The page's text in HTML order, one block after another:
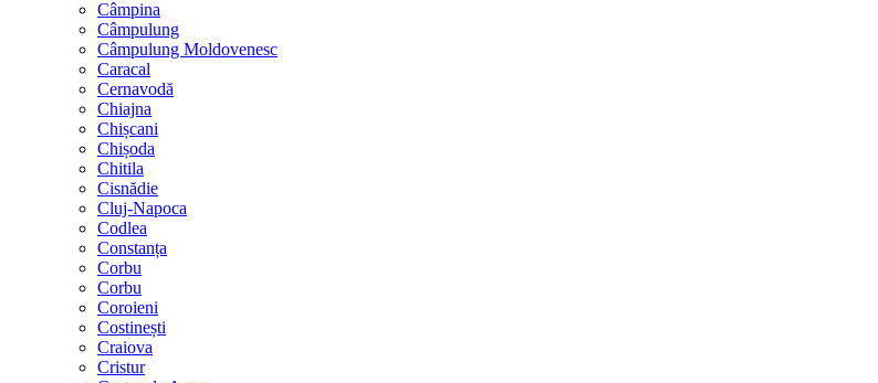
Câmpina
Câmpulung
Câmpulung Moldovenesc
Caracal
Cernavodă
Chiajna
Chișcani
Chișoda
Chitila
Cisnădie
Cluj-Napoca
Codlea
Constanța
Corbu
Corbu
Coroieni
Costinești
Craiova
Cristur